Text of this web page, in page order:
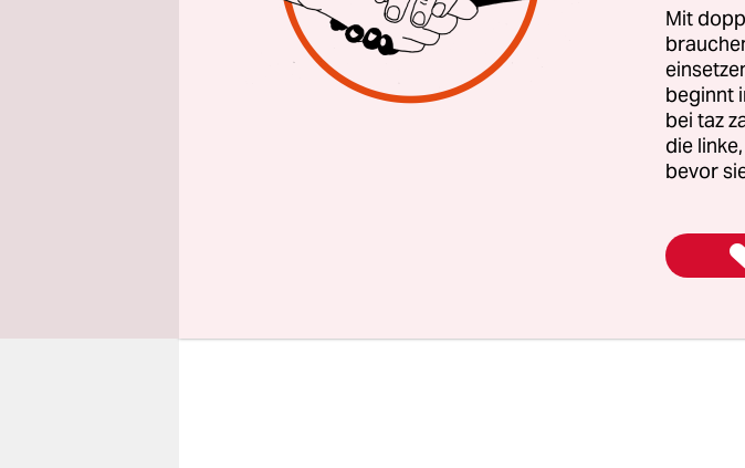
Manchmal, weil es noch so viel zu
manchmal aber auch nur
nicht weiter mit einem Thema
Rassismus). Und dann sind da
wir alles Mögliche zu wissen
Überzeugung eine Studie
Mit
beginnt
bei taz
die
bevor